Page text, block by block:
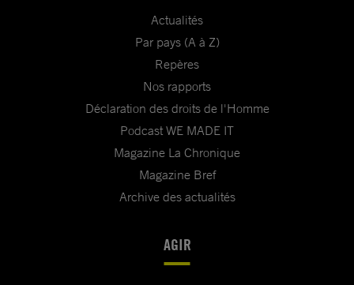
Actualités
Par pays (A à Z)
Repères
Nos rapports
Déclaration des droits de l'Homme
Podcast WE MADE IT
Magazine La Chronique
Magazine Bref
Archive des actualités
AGIR